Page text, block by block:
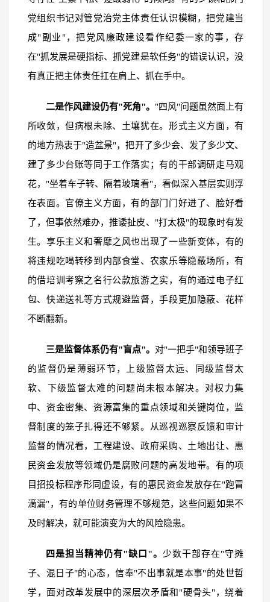
党组织书记对管党治党主体责任认识模糊，把党建当
成"副业"，把党风廉政建设看作纪委一家的事，存
在"抓发展是硬指标、抓党建是软任务"的错误认识，没
有真正把主体责任扛在肩上、抓在手中。
二是作风建设仍有"死角"。 "四风"问题虽然面上有
所收敛，但病根未除、土壤犹在。形式主义方面，有
的地方热衷于"造盆景"，把开了多少会、发了多少文、
建了多少台账等同于工作落实；有的干部调研走马观
花，"坐着车子转、隔着玻璃看"，看似深入基层实则浮
在表面。官僚主义方面，有的部门门好进了、脸好看
了，但事依然难办，推诿扯皮、"打太极"的现象时有发
生。享乐主义和奢靡之风也出现了一些新变体，有的
将违规吃喝转移到内部食堂、农家乐等隐蔽场所，有
的借培训考察之名行公款旅游之实，有的通过电子红
包、快递送礼等方式规避监督，手段更加隐蔽、花样
不断翻新。
三是监督体系仍有"盲点"。 对"一把手"和领导班子
的监督仍是薄弱环节，上级监督太远、同级监督太
软、下级监督太难的问题尚未根本解决。对权力集
中、资金密集、资源富集的重点领域和关键岗位，监
督制度的笼子扎得还不够紧。从巡视巡察反馈和审计
监督的情况看，工程建设、政府采购、土地出让、惠
民资金发放等领域仍是腐败问题的高发地带。有的项
目招投标程序形同虚设，有的惠民资金发放存在"跑冒
滴漏"，有的单位财务管理不够规范，这些问题如果不
及时解决，就可能演变为大的风险隐患。
四是担当精神仍有"缺口"。 少数干部存在"守摊
子、混日子"的心态，信奉"不出事就是本事"的处世哲
学，面对改革发展中的深层次矛盾和"硬骨头"，绕着